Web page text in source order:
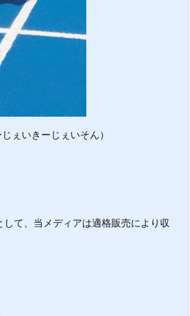
ぇいきーじぇいそん）
て、当メディアは適格販売により収